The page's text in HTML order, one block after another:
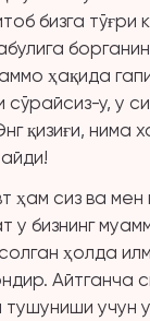
бизга тўғри
ҳақида
сўрайсиз-у, у
қизиғи, нима
ҳам сиз ва мен
у бизнинг
ҳолда
Айтганча
тушуниши учун